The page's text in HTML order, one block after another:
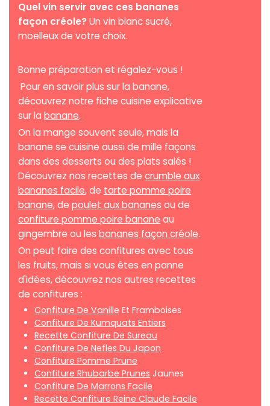
Quel vin servir avec ces bananes
façon créole? Un vin blanc sucré,
moelleux de votre choix.
Bonne préparation et régalez-vous !
Pour en savoir plus sur la banane,
découvrez notre fiche cuisine explicative
sur la banane.
On la mange souvent seule, mais la
banane se cuisine aussi de mille façons
dans des desserts ou des plats salés !
Découvrez nos recettes de crumble aux
bananes facile, de tarte pomme poire
banane, de poulet aux bananes ou de
confiture pomme poire banane au
gingembre ou les bananes façon créole.
On peut faire des confitures avec tous
les fruits, mais si vous êtes en panne
d'idées, découvrez nos autres recettes
de confitures :
Confiture De Vanille Et Framboises
Confiture De Kumquats Entiers
Recette Confiture De Sureau
Confiture De Nefles Du Japon
Confiture Pomme Prune
Confiture Rhubarbe Prunes Jaunes
Confiture De Marrons Facile
Recette Confiture Reine Claude Facile